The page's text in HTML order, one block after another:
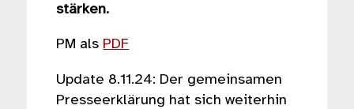
stärken.
PM als PDF
Update 8.11.24: Der gemeinsamen
Presse­er­klärung hat sich weiterhin